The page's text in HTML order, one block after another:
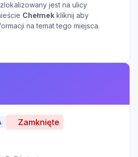
zlokalizowany jest na ulicy
Chełmek kliknij aby
na temat tego miejsca.
Zamknięte